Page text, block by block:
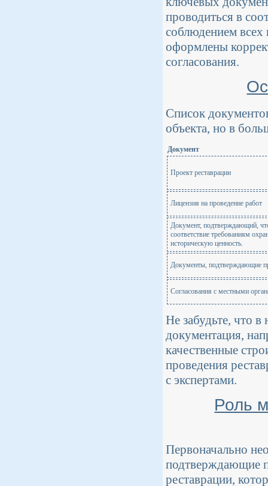
проводиться в
соблюдением
оформлены
согласования.
Список
объекта, но в
Документ
Проект реставрации
Лицензия на проведение работ
Документ, подтверждающий,
соответствие требованиям
историческую ценность.
Документы, подтверждающие
Согласования с местными
Не забудьте, что
документация,
качественные
проведения
с экспертами.
Роль
Первоначально
подтверждающие
реставрации,